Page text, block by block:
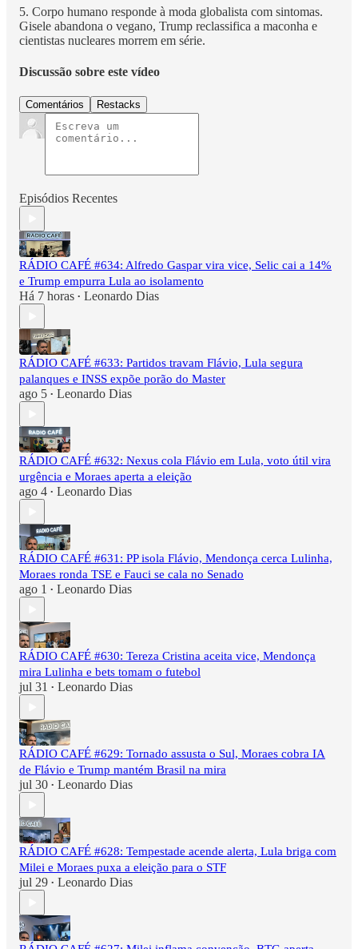
5. Corpo humano responde à moda globalista com sintomas.
Gisele abandona o vegano, Trump reclassifica a maconha e
cientistas nucleares morrem em série.
Discussão sobre este vídeo
Comentários Restacks
Episódios Recentes
RÁDIO CAFÉ #634: Alfredo Gaspar vira vice, Selic cai a 14%
e Trump empurra Lula ao isolamento
Há 7 horas • Leonardo Dias
RÁDIO CAFÉ #633: Partidos travam Flávio, Lula segura
palanques e INSS expõe porão do Master
ago 5 • Leonardo Dias
RÁDIO CAFÉ #632: Nexus cola Flávio em Lula, voto útil vira
urgência e Moraes aperta a eleição
ago 4 • Leonardo Dias
RÁDIO CAFÉ #631: PP isola Flávio, Mendonça cerca Lulinha,
Moraes ronda TSE e Fauci se cala no Senado
ago 1 • Leonardo Dias
RÁDIO CAFÉ #630: Tereza Cristina aceita vice, Mendonça
mira Lulinha e bets tomam o futebol
jul 31 • Leonardo Dias
RÁDIO CAFÉ #629: Tornado assusta o Sul, Moraes cobra IA
de Flávio e Trump mantém Brasil na mira
jul 30 • Leonardo Dias
RÁDIO CAFÉ #628: Tempestade acende alerta, Lula briga com
Milei e Moraes puxa a eleição para o STF
jul 29 • Leonardo Dias